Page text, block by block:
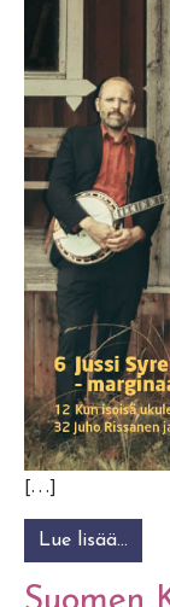
[…]
Lue lisää…